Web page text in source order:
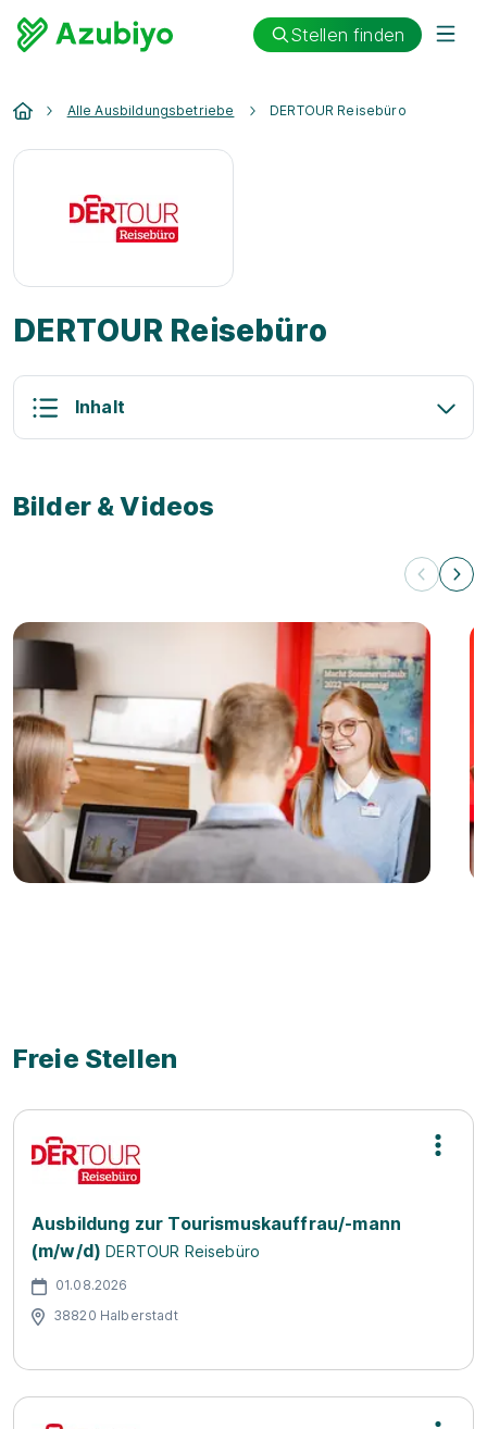
Stellen finden
Alle Ausbildungsbetriebe DERTOUR Reisebüro
DERTOUR Reisebüro
Inhalt
Bilder & Videos
Freie Stellen
Ausbildung zur Tourismuskauffrau/-mann
(m/w/d) DERTOUR Reisebüro
01.08.2026
38820 Halberstadt